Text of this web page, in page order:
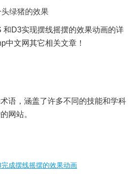
绿猪的效果
和D3实现摆线摇摆的效果动画的详
中文网其它相关文章！
语，涵盖了许多不同的技能和学科
网站。
成摆线摇摆的效果动画